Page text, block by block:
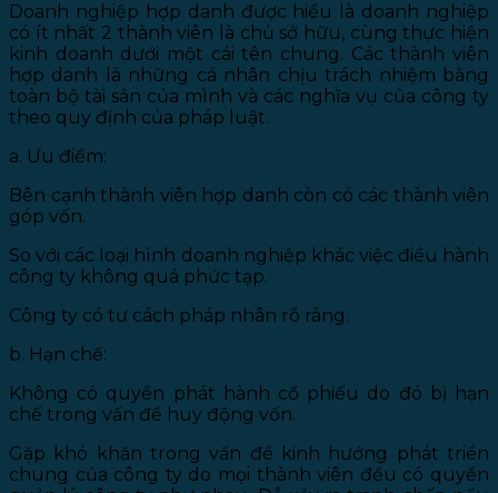
Doanh nghiệp hợp danh được hiểu là doanh nghiệp
có ít nhất 2 thành viên là chủ sở hữu, cùng thực hiện
kinh doanh dưới một cái tên chung. Các thành viên
hợp danh là những cá nhân chịu trách nhiệm bằng
toàn bộ tài sản của mình và các nghĩa vụ của công ty
theo quy định của pháp luật.
a. Ưu điểm:
Bên cạnh thành viên hợp danh còn có các thành viên
góp vốn.
So với các loại hình doanh nghiệp khác việc điều hành
công ty không quá phức tạp.
Công ty có tư cách pháp nhân rõ ràng.
b. Hạn chế:
Không có quyền phát hành cổ phiếu do đó bị hạn
chế trong vấn đề huy động vốn.
Gặp khó khăn trong vấn đề kinh hướng phát triển
chung của công ty do mọi thành viên đều có quyền